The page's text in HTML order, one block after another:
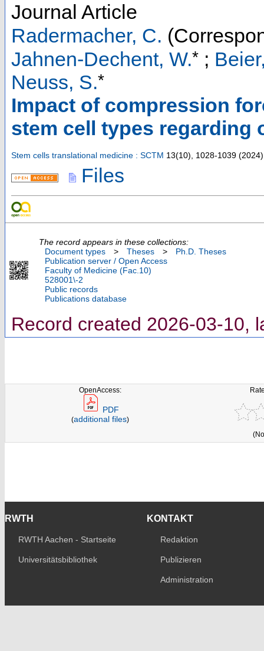
Journal Article
Radermacher, C.
Jahnen-Dechent, W.* ;
Neuss, S.*
Impact of compression
stem cell types
Stem cells translational medicine : SCTM 13(10), 1028-1039 (2024)
Files
The record appears in these collections:
Document types
> Theses >
Ph.D. Theses
Publication server / Open Access
Faculty of Medicine (Fac.10)
528001\-2
Public records
Publications database
Record created 2026-03-10,
OpenAccess:
PDF
(additional files)
RWTH
RWTH Aachen - Startseite
Universitätsbibliothek
KONTAKT
Redaktion
Publizieren
Administration